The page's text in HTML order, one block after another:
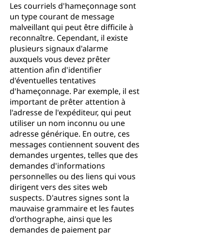
Les courriels d'hameçonnage sont
un type courant de message
malveillant qui peut être difficile à
reconnaître. Cependant, il existe
plusieurs signaux d'alarme
auxquels vous devez prêter
attention afin d'identifier
d'éventuelles tentatives
d'hameçonnage. Par exemple, il est
important de prêter attention à
l'adresse de l'expéditeur, qui peut
utiliser un nom inconnu ou une
adresse générique. En outre, ces
messages contiennent souvent des
demandes urgentes, telles que des
demandes d'informations
personnelles ou des liens qui vous
dirigent vers des sites web
suspects. D'autres signes sont la
mauvaise grammaire et les fautes
d'orthographe, ainsi que les
demandes de paiement par